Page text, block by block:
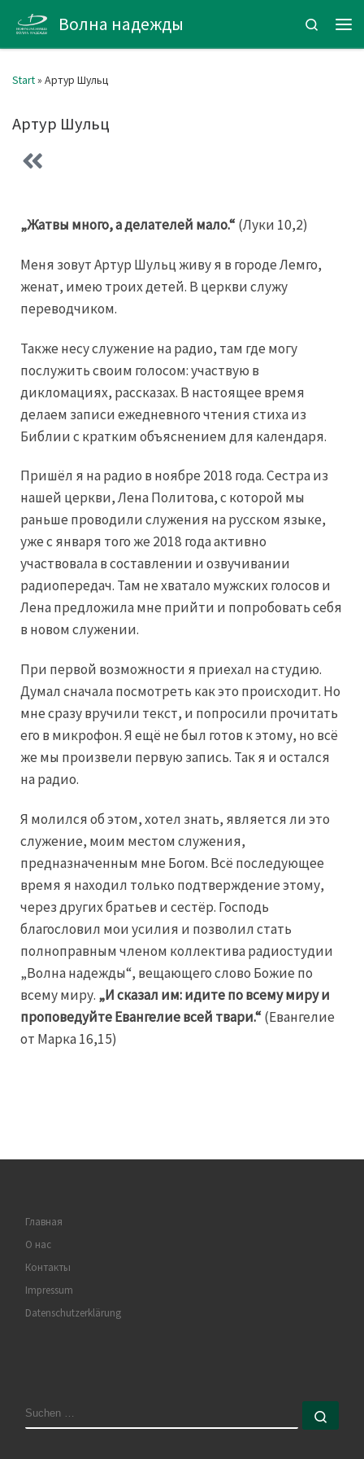
Zum Inhalt springen
Волна надежды Search
Start» Артур Шульц
Артур Шульц
„Жатвы много, а делателей мало.“ (Луки 10,2)
Меня зовут Артур Шульц живу я в городе Лемго,
женат, имею троих детей. В церкви служу
переводчиком.
Также несу служение на радио, там где могу
послужить своим голосом: участвую в
дикломациях, рассказах. В настоящее время
делаем записи ежедневного чтения стиха из
Библии с кратким объяснением для календаря.
Пришёл я на радио в ноябре 2018 года. Сестра из
нашей церкви, Лена Политова, с которой мы
раньше проводили служения на русском языке,
уже с января того же 2018 года активно
участвовала в составлении и озвучивании
радиопередач. Там не хватало мужских голосов и
Лена предложила мне прийти и попробовать себя
в новом служении.
При первой возможности я приехал на студию.
Думал сначала посмотреть как это происходит. Но
мне сразу вручили текст, и попросили прочитать
его в микрофон. Я ещё не был готов к этому, но всё
же мы произвели первую запись. Так я и остался
на радио.
Я молился об этом, хотел знать, является ли это
служение, моим местом служения,
предназначенным мне Богом. Всё последующее
время я находил только подтверждение этому,
через других братьев и сестёр. Господь
благословил мои усилия и позволил стать
полноправным членом коллектива радиостудии
„Волна надежды“, вещающего слово Божие по
всему миру. „И сказал им: идите по всему миру и
проповедуйтеЕвангелие всей твари.“ (Евангелие
от Марка 16,15)
Главная
О нас
Контакты
Impressum
Datenschutzerklärung